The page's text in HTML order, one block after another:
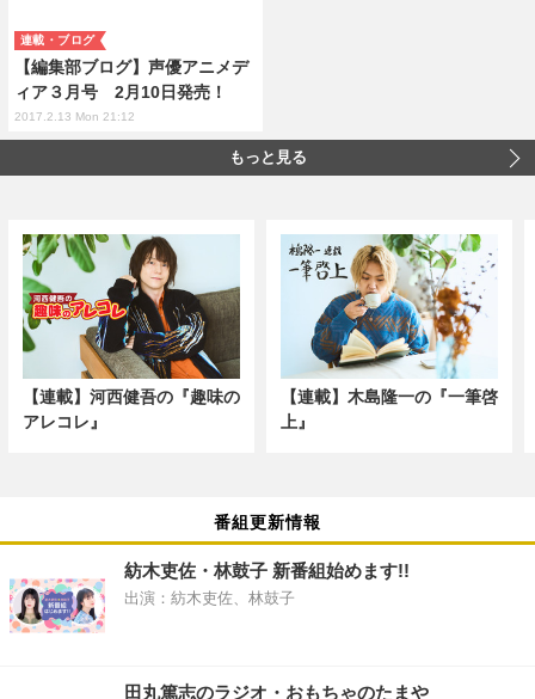
【編集部ブログ】声優アニメデ
ィア３月号 2月10日発売！
連載・ブログ
2017.2.13 Mon 21:12
もっと見る
【連載】河西健吾の『趣味の
アレコレ』
【連載】木島隆一の『一筆啓
上』
番組更新情報
紡木吏佐・林鼓子 新番組始めます!!
出演：紡木吏佐、林鼓子
田丸篤志のラジオ・おもちゃのたまや